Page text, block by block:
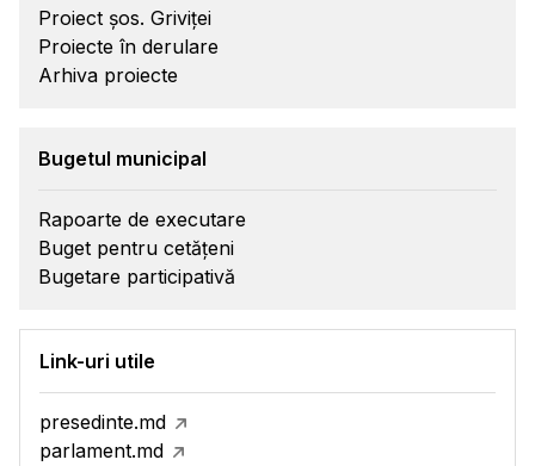
Proiect șos. Griviței
Proiecte în derulare
Arhiva proiecte
Bugetul municipal
Rapoarte de executare
Buget pentru cetățeni
Bugetare participativă
Link-uri utile
presedinte.md
parlament.md